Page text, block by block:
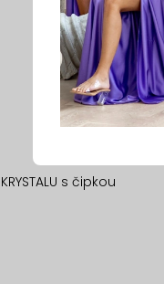
s čipkou